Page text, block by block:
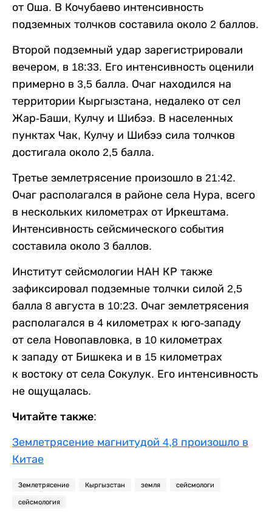
от Оша. В Кочубаево интенсивность
подземных толчков составила около 2 баллов.
Второй подземный удар зарегистрировали
вечером, в 18:33. Его интенсивность оценили
примерно в 3,5 балла. Очаг находился на
территории Кыргызстана, недалеко от сел
Жар-Баши, Кулчу и Шибээ. В населенных
пунктах Чак, Кулчу и Шибээ сила толчков
достигала около 2,5 балла.
Третье землетрясение произошло в 21:42.
Очаг располагался в районе села Нура, всего
в нескольких километрах от Иркештама.
Интенсивность сейсмического события
составила около 3 баллов.
Институт сейсмологии НАН КР также
зафиксировал подземные толчки силой 2,5
балла 8 августа в 10:23. Очаг землетрясения
располагался в 4 километрах к юго-западу
от села Новопавловка, в 10 километрах
к западу от Бишкека и в 15 километрах
к востоку от села Сокулук. Его интенсивность
не ощущалась.
Читайте также:
Землетрясение магнитудой 4,8 произошло в
Китае
Землетрясение Кыргызстан земля сейсмологи
сейсмология